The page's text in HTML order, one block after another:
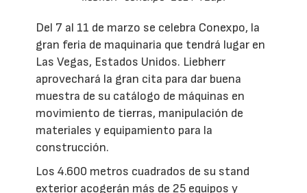
Del 7 al 11 de marzo se celebra Conexpo, la
gran feria de maquinaria que tendrá lugar en
Las Vegas, Estados Unidos. Liebherr
aprovechará la gran cita para dar buena
muestra de su catálogo de máquinas en
movimiento de tierras, manipulación de
materiales y equipamiento para la
construcción.
Los 4.600 metros cuadrados de su stand
exterior acogerán más de 25 equipos y